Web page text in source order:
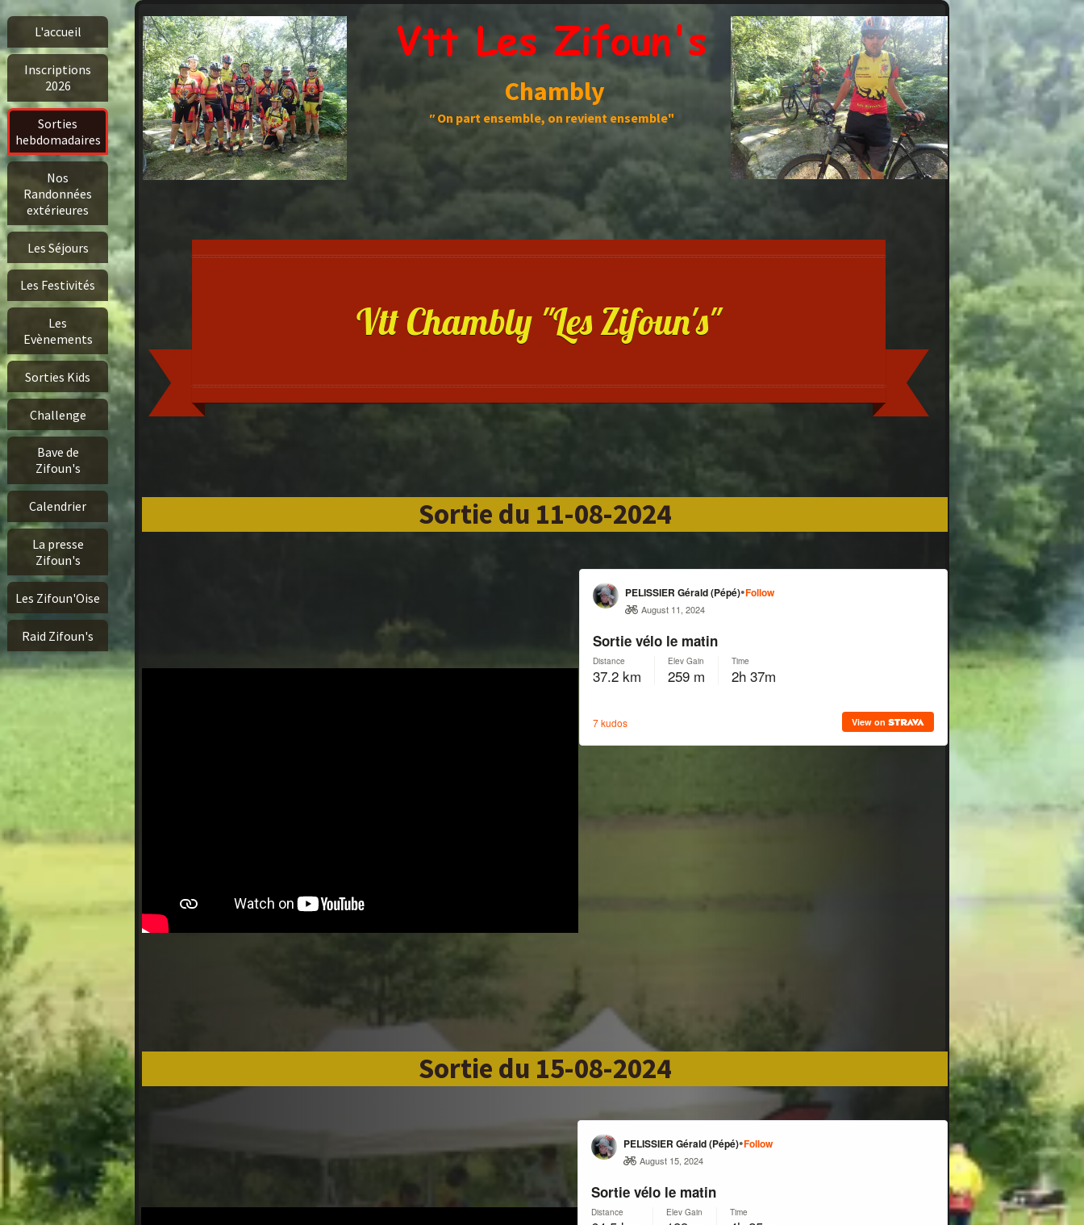
Vtt Les Zifoun's
Chambly
" On part ensemble, on revient ensemble"
L'accueil
Inscriptions
2026
Sorties
hebdomadaires
Nos
Randonnées
extérieures
Les Séjours
Les Festivités
Les
Evènements
Sorties Kids
Challenge
Bave de
Zifoun's
Calendrier
La presse
Zifoun's
Les Zifoun'Oise
Raid Zifoun's
Vtt Chambly "Les Zifoun's"
Sortie du 11-08-2024
Sortie du 15-08-2024